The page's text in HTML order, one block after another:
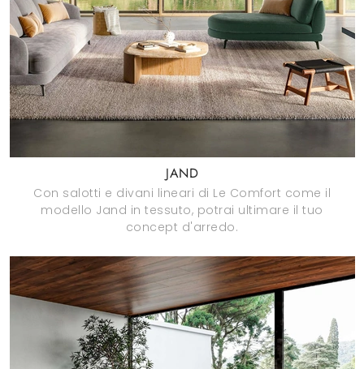
JAND
Con salotti e divani lineari di Le Comfort come il
modello Jand in tessuto, potrai ultimare il tuo
concept d'arredo.